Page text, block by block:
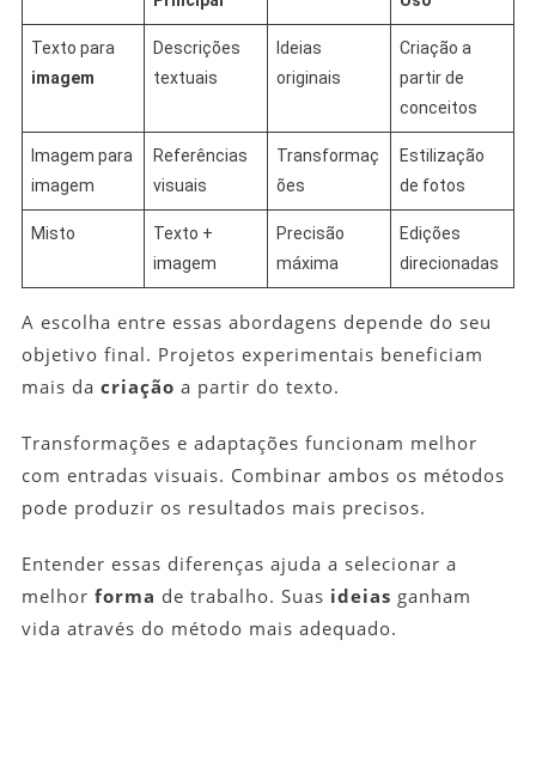
Texto para
imagem
Descrições
textuais
Ideias
originais
Criação a
partir de
conceitos
Imagem para
imagem
Referências
visuais
Transformaç
ões
Estilização
de fotos
Misto
Texto +
imagem
Precisão
máxima
Edições
direcionadas
A escolha entre essas abordagens depende do seu
objetivo final. Projetos experimentais beneficiam
mais da criação a partir do texto.
Transformações e adaptações funcionam melhor
com entradas visuais. Combinar ambos os métodos
pode produzir os resultados mais precisos.
Entender essas diferenças ajuda a selecionar a
melhor forma de trabalho. Suas ideias ganham
vida através do método mais adequado.